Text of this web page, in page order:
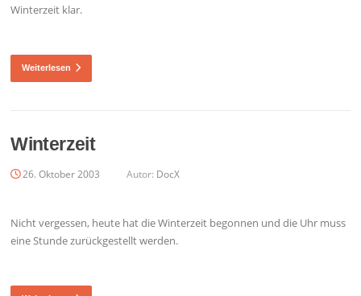
Winterzeit klar.
Weiterlesen
Winterzeit
26. Oktober 2003 Autor: DocX
Nicht vergessen, heute hat die Winterzeit begonnen und die Uhr muss
eine Stunde zurückgestellt werden.